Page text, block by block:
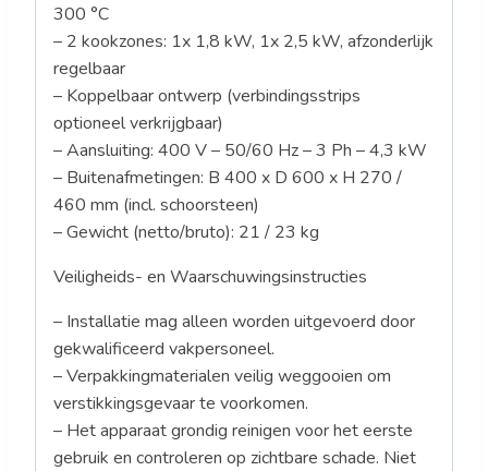
300 °C
– 2 kookzones: 1x 1,8 kW, 1x 2,5 kW, afzonderlijk
regelbaar
– Koppelbaar ontwerp (verbindingsstrips
optioneel verkrijgbaar)
– Aansluiting: 400 V – 50/60 Hz – 3 Ph – 4,3 kW
– Buitenafmetingen: B 400 x D 600 x H 270 /
460 mm (incl. schoorsteen)
– Gewicht (netto/bruto): 21 / 23 kg
Veiligheids- en Waarschuwingsinstructies
– Installatie mag alleen worden uitgevoerd door
gekwalificeerd vakpersoneel.
– Verpakkingmaterialen veilig weggooien om
verstikkingsgevaar te voorkomen.
– Het apparaat grondig reinigen voor het eerste
gebruik en controleren op zichtbare schade. Niet